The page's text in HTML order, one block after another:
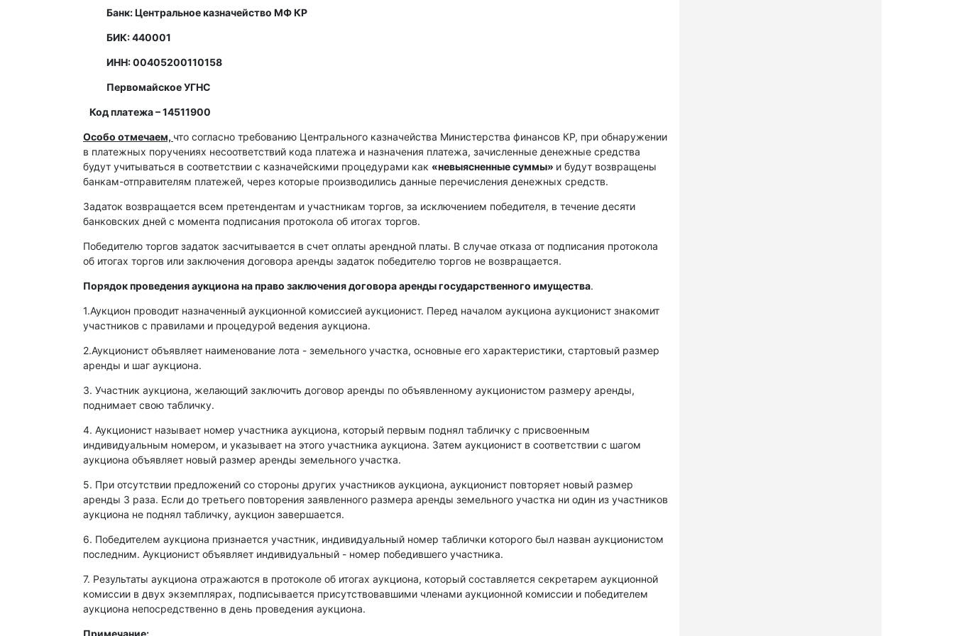
Банк: Центральное казначейство МФ КР
БИК: 440001
ИНН: 00405200110158
Первомайское УГНС
Код платежа – 14511900
Особо отмечаем, что согласно требованию Центрального казначейства Министерства финансов КР, при обнаружении
в платежных поручениях несоответствий кода платежа и назначения платежа, зачисленные денежные средства
будут учитываться в соответствии с казначейскими процедурами как «невыясненные суммы» и будут возвращены
банкам-отправителям платежей, через которые производились данные перечисления денежных средств.
Задаток возвращается всем претендентам и участникам торгов, за исключением победителя, в течение десяти
банковских дней с момента подписания протокола об итогах торгов.
Победителю торгов задаток засчитывается в счет оплаты арендной платы. В случае отказа от подписания протокола
об итогах торгов или заключения договора аренды задаток победителю торгов не возвращается.
Порядок проведения аукциона на право заключения договора аренды государственного имущества.
1.Аукцион проводит назначенный аукционной комиссией аукционист. Перед началом аукциона аукционист знакомит
участников с правилами и процедурой ведения аукциона.
2.Аукционист объявляет наименование лота - земельного участка, основные его характеристики, стартовый размер
аренды и шаг аукциона.
3. Участник аукциона, желающий заключить договор аренды по объявленному аукционистом размеру аренды,
поднимает свою табличку.
4. Аукционист называет номер участника аукциона, который первым поднял табличку с присвоенным
индивидуальным номером, и указывает на этого участника аукциона. Затем аукционист в соответствии с шагом
аукциона объявляет новый размер аренды земельного участка.
5. При отсутствии предложений со стороны других участников аукциона, аукционист повторяет новый размер
аренды 3 раза. Если до третьего повторения заявленного размера аренды земельного участка ни один из участников
аукциона не поднял табличку, аукцион завершается.
6. Победителем аукциона признается участник, индивидуальный номер таблички которого был назван аукционистом
последним. Аукционист объявляет индивидуальный - номер победившего участника.
7. Результаты аукциона отражаются в протоколе об итогах аукциона, который составляется секретарем аукционной
комиссии в двух экземплярах, подписывается присутствовавшими членами аукционной комиссии и победителем
аукциона непосредственно в день проведения аукциона.
Примечание: